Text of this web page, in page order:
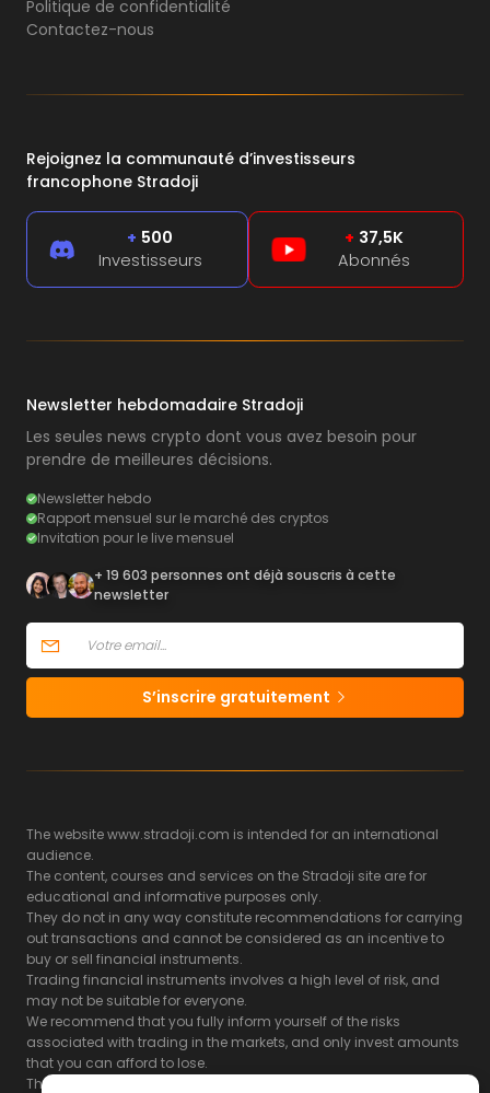
Politique de confidentialité
Contactez-nous
Rejoignez la communauté d’investisseurs
francophone Stradoji
+ 500
Investisseurs
+ 37,5K
Abonnés
Newsletter hebdomadaire Stradoji
Les seules news crypto dont vous avez besoin pour
prendre de meilleures décisions.
Newsletter hebdo
Rapport mensuel sur le marché des cryptos
Invitation pour le live mensuel
+ 19 603 personnes ont déjà souscris à cette
newsletter
S’inscrire gratuitement
The website www.stradoji.com is intended for an international
audience.
The content, courses and services on the Stradoji site are for
educational and informative purposes only.
They do not in any way constitute recommendations for carrying
out transactions and cannot be considered as an incentive to
buy or sell financial instruments.
Trading financial instruments involves a high level of risk, and
may not be suitable for everyone.
We recommend that you fully inform yourself of the risks
associated with trading in the markets, and only invest amounts
that you can afford to lose.
The Stradoji site does not guarantee the results or the